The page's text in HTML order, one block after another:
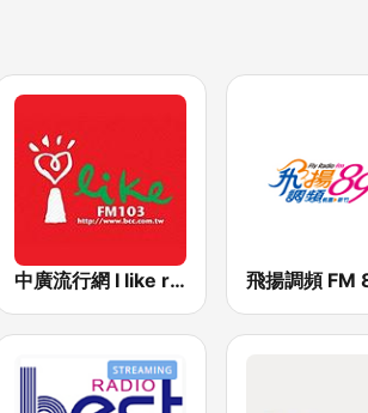
中廣流行網 I like radio 飛揚調頻 FM